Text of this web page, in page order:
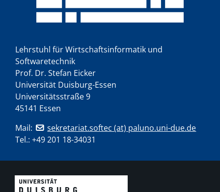
Lehrstuhl für Wirtschaftsinformatik und
Softwaretechnik
Prof. Dr. Stefan Eicker
Universität Duisburg-Essen
Universitätsstraße 9
45141 Essen
Mail:
sekretariat.softec (at) paluno.uni-due.de
Tel.: +49 201 18-34031